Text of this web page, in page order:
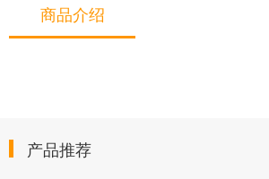
商品介绍
产品推荐